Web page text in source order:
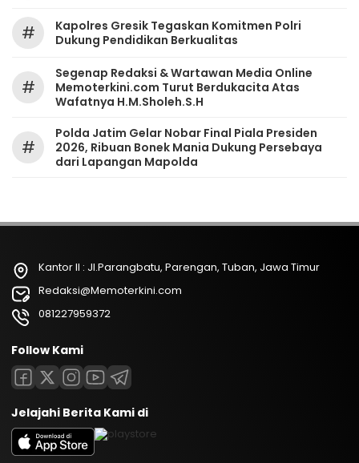
#
Kapolres Gresik Tegaskan Komitmen Polri
Dukung Pendidikan Berkualitas
#
Segenap Redaksi & Wartawan Media Online
Memoterkini.com Turut Berdukacita Atas
Wafatnya H.M.Sholeh.S.H
#
Polda Jatim Gelar Nobar Final Piala Presiden
2026, Ribuan Bonek Mania Dukung Persebaya
dari Lapangan Mapolda
Kantor II : Jl.Parangbatu, Parengan, Tuban, Jawa Timur
Redaksi@Memoterkini.com
081227959372
Follow Kami
Jelajahi Berita Kami di